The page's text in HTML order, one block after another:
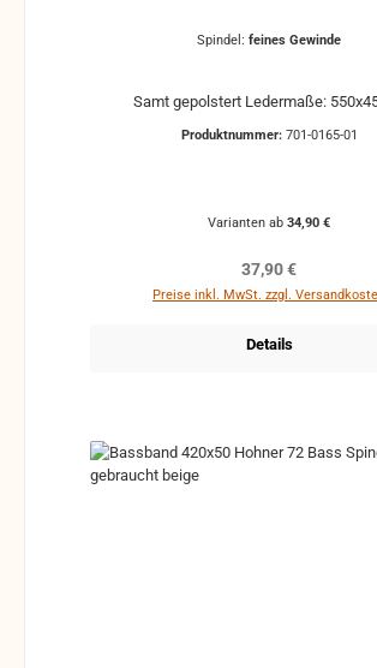
Spindel: feines Gewinde
Samt gepolstert Ledermaße:
Produktnummer: 701-0165-01
Varianten ab 34,90 €
Regulärer Preis:
37,90 €
Preise inkl. MwSt. zzgl.
Details